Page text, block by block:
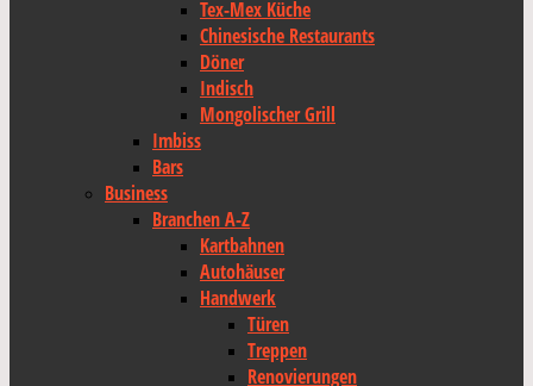
Tex-Mex Küche
Chinesische Restaurants
Döner
Indisch
Mongolischer Grill
Imbiss
Bars
Business
Branchen A-Z
Kartbahnen
Autohäuser
Handwerk
Türen
Treppen
Renovierungen